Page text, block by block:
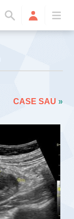
CASE SAU »